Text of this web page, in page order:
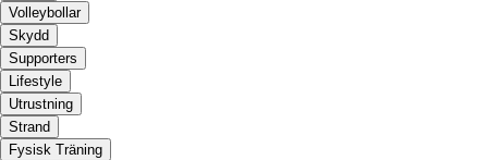
Volleybollar
Skydd
Supporters
Lifestyle
Utrustning
Strand
Fysisk Träning